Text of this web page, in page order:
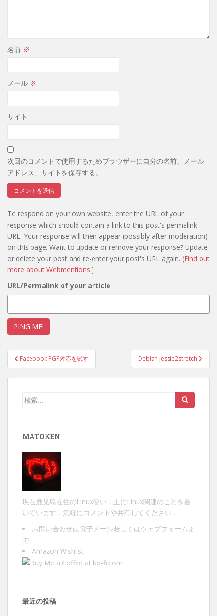
名前 ※
メール ※
サイト
次回のコメントで使用するためブラウザーに自分の名前、メール
アドレス、サイトを保存する。
To respond on your own website, enter the URL of your
response which should contain a link to this post's permalink
URL. Your response will then appear (possibly after moderation)
on this page. Want to update or remove your response? Update
or delete your post and re-enter your post's URL again. (Find out
more about Webmentions.)
URL/Permalink of your article
投
稿
ナ
Facebook PGP対応を試す Debian jessie2stretch
検
MATOKEN
現在鹿児島在住のLinux使い．主にLinux関連のことを書
いています．気軽にコメントや共有してください．
お問い合わせは電子メール若しくは ウェブフォーム ま
で
Amazon Wishlist
最近の投稿